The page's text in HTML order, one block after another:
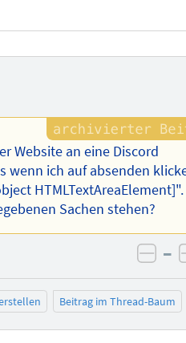
Website an eine Discord
wenn ich auf absenden
HTMLTextAreaElement]".
Sachen stehen?
–
Beitrag im Thread-Baum